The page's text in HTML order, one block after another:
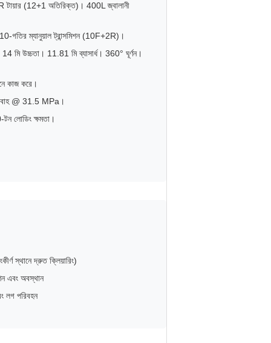
(12+1 অতিরিক্ত)। 400L জ্বালানী
ম্যানুয়াল ট্রান্সমিশন (10F+2R)।
উচ্চতা। 11.81 মি ব্যাসার্ধ। 360° ঘূর্ণন।
কাজ করে।
@ 31.5 MPa।
লোডিং ক্ষমতা।
স্থানে দ্রুত ক্লিয়ারিং)
এবং অবস্থান
লগ পরিবহন